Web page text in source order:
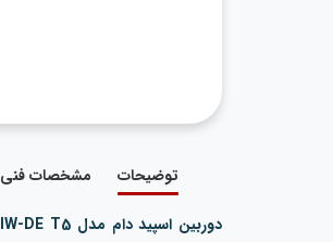
توضیحات مشخصات فنی
دوربین اسپید دام مدل DS-2DE4225IW-DE T5